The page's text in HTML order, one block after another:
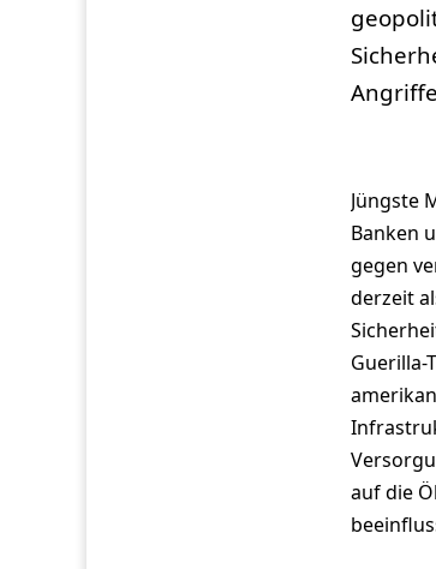
Jüngste
Banken
gegen
derzeit
Guerilla-
auf die